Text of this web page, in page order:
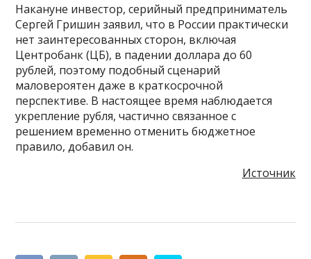
Накануне инвестор, серийный предприниматель
Сергей Гришин заявил, что в России практически
нет заинтересованных сторон, включая
Центробанк (ЦБ), в падении доллара до 60
рублей, поэтому подобный сценарий
маловероятен даже в краткосрочной
перспективе. В настоящее время наблюдается
укрепление рубля, частично связанное с
решением временно отменить бюджетное
правило, добавил он.
Источник